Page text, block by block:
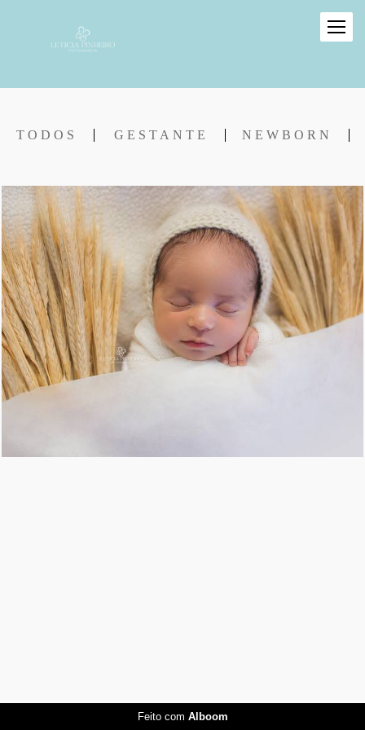
TODOS GESTANTE NEWBORN
801 10
Feito com Alboom